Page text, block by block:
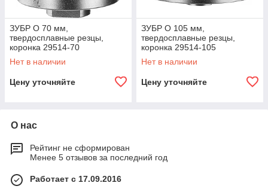
ЗУБР O 70 мм,
твердосплавные резцы,
коронка 29514-70
Профессионал
Нет в наличии
Цену уточняйте
ЗУБР O 105 мм,
твердосплавные резцы,
коронка 29514-105
Профессионал
Нет в наличии
Цену уточняйте
О нас
Рейтинг не сформирован
Менее 5 отзывов за последний год
Работает с 17.09.2016